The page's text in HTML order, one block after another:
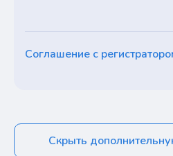
Соглашение с
Скрыть